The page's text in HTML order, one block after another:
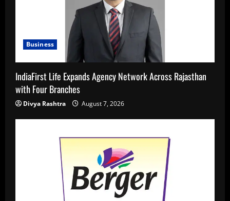
Business
IndiaFirst Life Expands Agency Network Across Rajasthan
with Four Branches
Divya Rashtra August 7, 2026